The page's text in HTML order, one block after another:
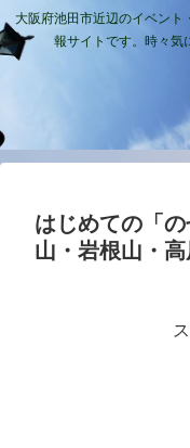
大阪府池田市近辺のイベント
報サイトです。時々気
はじめての「
山・岩根山・